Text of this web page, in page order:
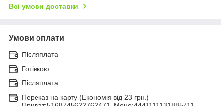
Всі умови доставки
Умови оплати
Післяплата
Готівкою
Післяплата
Переказ на карту (Економія від 23 грн.)